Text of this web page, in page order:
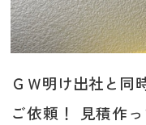
ＧＷ明け出社と同
ご依頼！ 見積作